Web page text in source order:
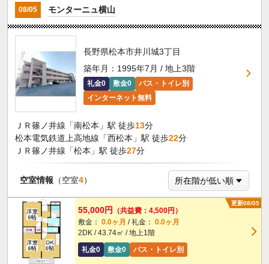
08/05 モンターニュ横山
長野県松本市井川城3丁目
築年月：1995年7月 / 地上3階
礼金0 敷金0
バス・トイレ別
インターネット無料
ＪＲ篠ノ井線「南松本」駅 徒歩13分
松本電気鉄道上高地線「西松本」駅 徒歩22分
ＪＲ篠ノ井線「松本」駅 徒歩27分
空室情報 （空室4）
更新08/05
55,000円
（共益費：4,500円）
敷金： 0.0ヶ月 / 礼金： 0.0ヶ月
2DK / 43.74㎡ / 地上1階
礼金0
敷金0 バス・トイレ別